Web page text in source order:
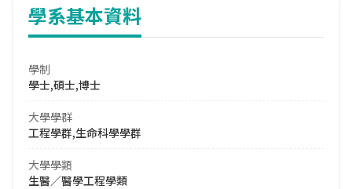
學系基本資料
學制
學士,碩士,博士
大學學群
工程學群,生命科學學群
大學學類
生醫／醫學工程學類